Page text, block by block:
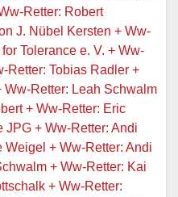
Retter: Robert
J. Nübel Kersten + Ww-
Tolerance e. V. + Ww-
Retter: Tobias Radler +
Ww-Retter: Leah Schwalm
+ Ww-Retter: Eric
JPG + Ww-Retter: Andi
Weigel + Ww-Retter: Andi
+ Ww-Retter: Kai
+ Ww-Retter: